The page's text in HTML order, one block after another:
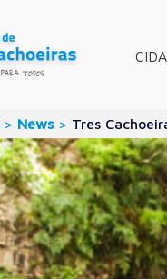
> News > Tres